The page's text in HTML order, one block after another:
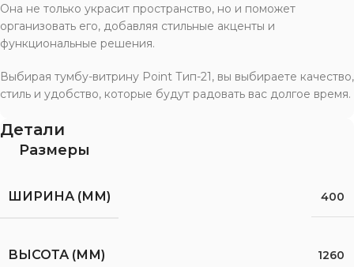
Она не только украсит пространство, но и поможет
организовать его, добавляя стильные акценты и
функциональные решения.
Выбирая тумбу-витрину Point Тип-21, вы выбираете качество,
стиль и удобство, которые будут радовать вас долгое время.
Детали
Размеры
ШИРИНА (ММ) 400
ВЫСОТА (ММ) 1260